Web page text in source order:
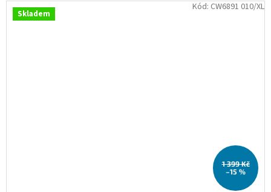
Skladem
1 399 Kč
–15 %
Kód: CW6891 010/XL